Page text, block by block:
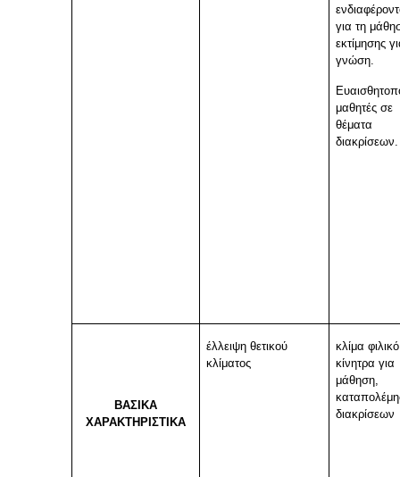
για τη
εκτίμησης
γνώση.
μαθητές σε
θέματα
διακρίσεων.
ΒΑΣΙΚΑ
ΧΑΡΑΚΤΗΡΙΣΤΙΚΑ
έλλειψη θετικού
κλίματος
κλίμα
κίνητρα για
μάθηση,
διακρίσεων